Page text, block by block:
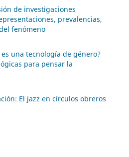
de investigaciones
prevalencias,
fenómeno
una tecnología de género?
para pensar la
El jazz en círculos obreros